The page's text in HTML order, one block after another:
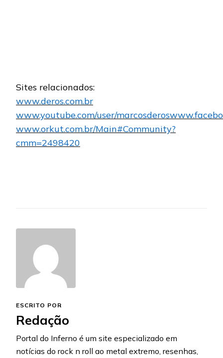
Sites relacionados:
www.deros.com.br
www.youtube.com/user/
www.orkut.com.br/Main#Community?
cmm=2498420
ESCRITO POR
Redação
Portal do Inferno é um site especializado em
notícias do rock n roll ao metal extremo, resenhas,